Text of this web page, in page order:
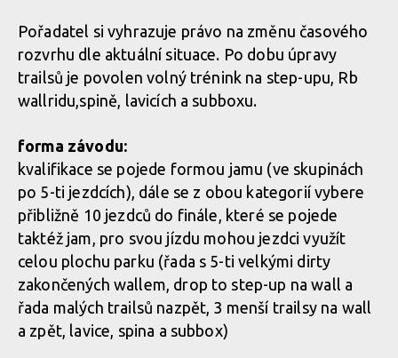
Pořadatel si vyhrazuje právo na změnu časového
rozvrhu dle aktuální situace. Po dobu úpravy
trailsů je povolen volný trénink na step-upu, Rb
wallridu,spině, lavicích a subboxu.
forma závodu:
kvalifikace se pojede formou jamu (ve skupinách
po 5-ti jezdcích), dále se z obou kategorií vybere
přibližně 10 jezdců do finále, které se pojede
taktéž jam, pro svou jízdu mohou jezdci využít
celou plochu parku (řada s 5-ti velkými dirty
zakončených wallem, drop to step-up na wall a
řada malých trailsů nazpět, 3 menší trailsy na wall
a zpět, lavice, spina a subbox)